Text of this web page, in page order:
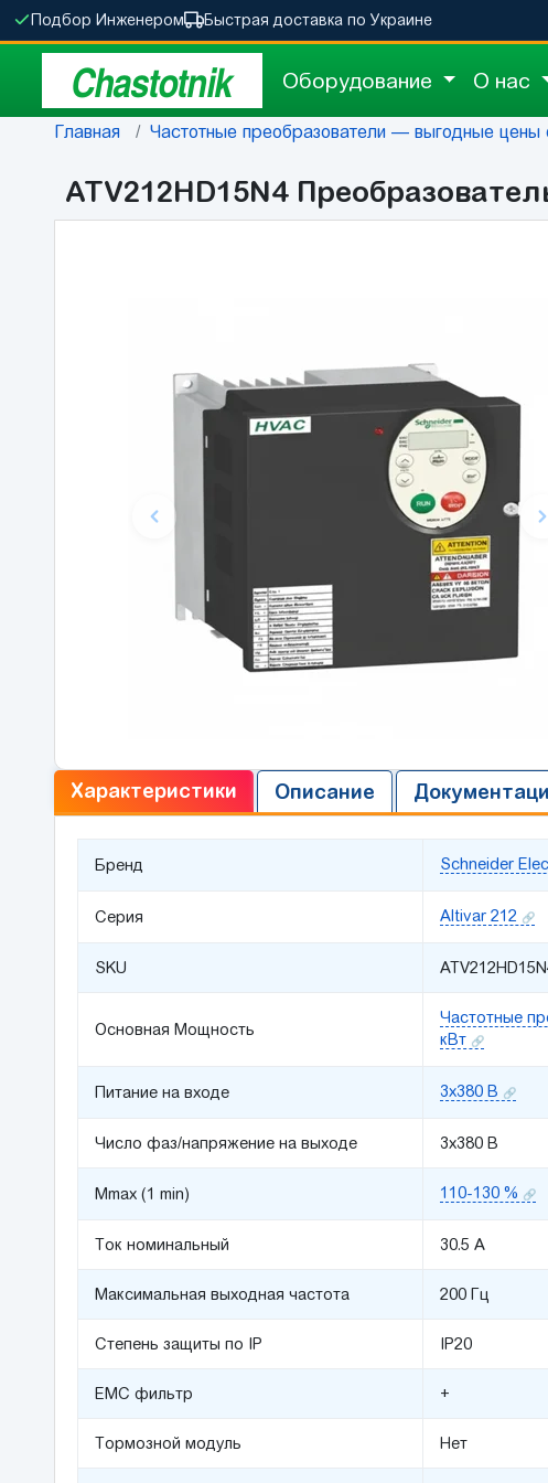
Подбор Инженером Быстрая доставка по Украине
Chastotnik Оборудование О нас
Главная Частотные преобразователи — выгодные цены
ATV212HD15N4
Характеристики Описание
Бренд Schneider
Серия Altivar 212
SKU
Основная Мощность
Частотные
кВт
Питание на входе 3x380 В
Число фаз/напряжение на выходе 3x380 В
Mmax (1 min) 110-130 %
Ток номинальный 30.5 A
Максимальная выходная частота 200 Гц
Степень защиты по IP IP20
ЕМС фильтр +
Тормозной модуль Нет